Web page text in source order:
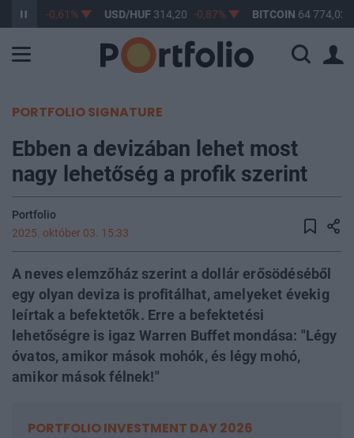
363,17 -0,61% USD/HUF314,20 -0,87% BITCOIN64 774,02
PORTFOLIO SIGNATURE
Ebben a devizában lehet most
nagy lehetőség a profik szerint
Portfolio
2025. október 03. 15:33
A neves elemzőház szerint a dollár erősödéséből
egy olyan deviza is profitálhat, amelyeket évekig
leírtak a befektetők. Erre a befektetési
lehetőségre is igaz Warren Buffet mondása: "Légy
óvatos, amikor mások mohók, és légy mohó,
amikor mások félnek!"
PORTFOLIO INVESTMENT DAY 2026